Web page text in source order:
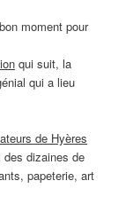
moment pour
qui suit, la
qui a lieu
de Hyères
des dizaines de
papeterie, art